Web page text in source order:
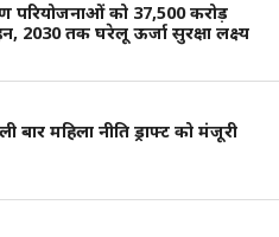
परियोजनाओं को 37,500 करोड़
2030 तक घरेलू ऊर्जा सुरक्षा लक्ष्य
बार महिला नीति ड्राफ्ट को मंजूरी